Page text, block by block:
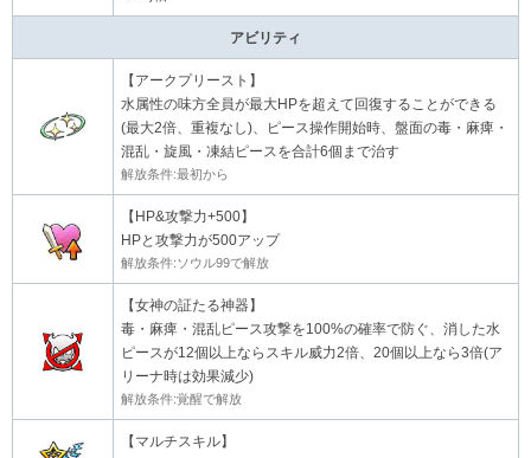
アビリティ
【アークプリースト】
水属性の味方全員が最大HPを超えて回復することができる
(最大2倍、重複なし)、ピース操作開始時、盤面の毒・麻痺・
混乱・旋風・凍結ピースを合計6個まで治す
解放条件:最初から
【HP&攻撃力+500】
HPと攻撃力が500アップ
解放条件:ソウル99で解放
【女神の証たる神器】
毒・麻痺・混乱ピース攻撃を100%の確率で防ぐ、消した水
ピースが12個以上ならスキル威力2倍、20個以上なら3倍(ア
リーナ時は効果減少)
解放条件:覚醒で解放
【マルチスキル】